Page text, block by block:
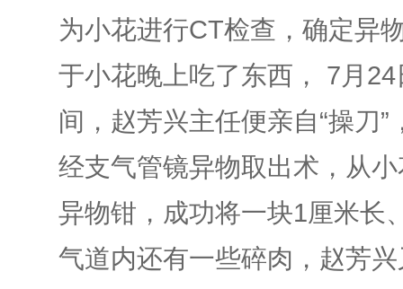
为小花进行CT检查，确定异
于小花晚上吃了东西， 7月
间，赵芳兴主任便亲自“操刀
经支气管镜异物取出术，从
异物钳，成功将一块1厘米长
气道内还有一些碎肉，赵芳